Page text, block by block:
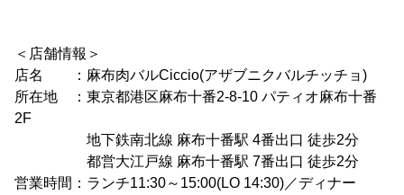
＜店舗情報＞
店名 ：麻布肉バルCiccio(アザブニクバルチッチョ)
所在地 ：東京都港区麻布十番2-8-10 パティオ麻布十番
2F
地下鉄南北線 麻布十番駅 4番出口 徒歩2分
都営大江戸線 麻布十番駅 7番出口 徒歩2分
営業時間：ランチ11:30～15:00(LO 14:30)／ディナー